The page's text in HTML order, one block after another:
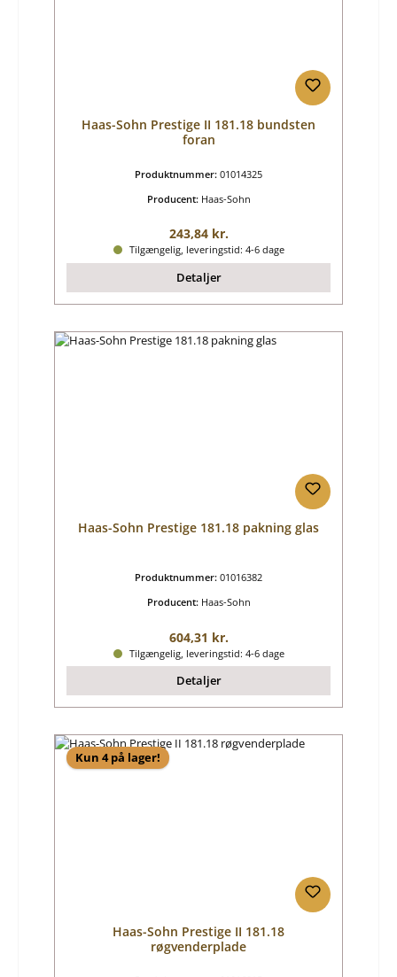
Haas-Sohn Prestige II 181.18 bundsten
foran
Produktnummer: 01014325
Producent: Haas-Sohn
Almindelig pris:
243,84 kr.
Tilgængelig, leveringstid: 4-6 dage
Detaljer
Haas-Sohn Prestige 181.18 pakning glas
Produktnummer: 01016382
Producent: Haas-Sohn
Almindelig pris:
604,31 kr.
Tilgængelig, leveringstid: 4-6 dage
Detaljer
Kun 4 på lager!
Haas-Sohn Prestige II 181.18
røgvenderplade